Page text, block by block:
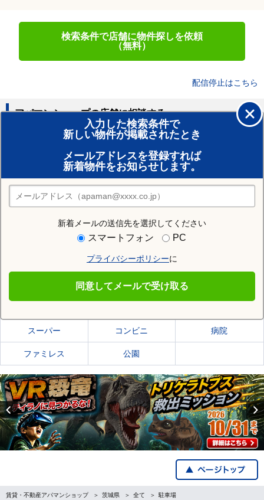
検索条件で店舗に物件探しを依頼
（無料）
配信停止はこちら
入力した検索条件で
新しい物件が掲載されたとき
メールアドレスを登録すれば
新着物件をお知らせします。
新着メールの送信先を選択してください
スマートフォン PC
プライバシーポリシーに
同意してメールで受け取る
アパマンショップの店舗に相談する
賃貸のプロがお部屋探し！
おまかせ物件リクエスト
住みたい街の店舗を探す
店舗検索
住む街研究所で水戸市の情報を見る
水戸市の施設一覧
スーパー コンビニ 病院
ファミレス 公園
Previous
賃貸・不動産アパマンショップ 茨城県 全て 駐車場